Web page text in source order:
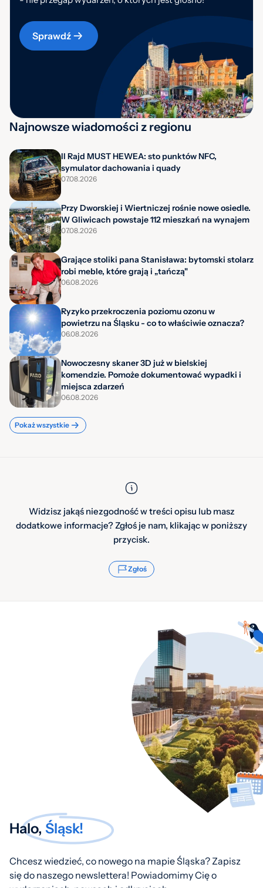
Sprawdź
Najnowsze wiadomości z regionu
II Rajd MUST HEWEA: sto punktów NFC,
symulator dachowania i quady
07.08.2026
Przy Dworskiej i Wiertniczej rośnie nowe osiedle.
W Gliwicach powstaje 112 mieszkań na wynajem
07.08.2026
Grające stoliki pana Stanisława: bytomski stolarz
robi meble, które grają i „tańczą"
06.08.2026
Ryzyko przekroczenia poziomu ozonu w
powietrzu na Śląsku - co to właściwie oznacza?
06.08.2026
Nowoczesny skaner 3D już w bielskiej
komendzie. Pomoże dokumentować wypadki i
miejsca zdarzeń
06.08.2026
Pokaż wszystkie
Widzisz jakąś niezgodność w treści opisu lub masz
dodatkowe informacje? Zgłoś je nam, klikając w poniższy
przycisk.
Zgłoś
Halo, Śląsk!
Chcesz wiedzieć, co nowego na mapie Śląska? Zapisz
się do naszego newslettera! Powiadomimy Cię o